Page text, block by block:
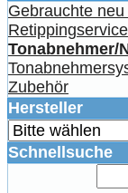
Gebrauchte
Retippingservice
Tonabnehmer/
Zubehör
Hersteller
Schnellsuche